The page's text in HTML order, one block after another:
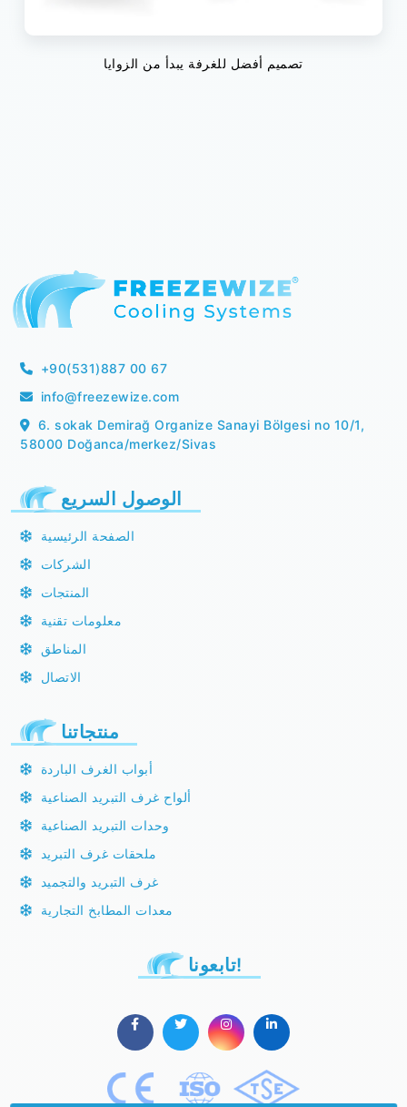
تصميم أفضل للغرفة يبدأ من الزوايا
+90(531)887 00 67
info@freezewize.com
6. sokak Demirağ Organize Sanayi Bölgesi no 10/1,
58000 Doğanca/merkez/Sivas
الوصول السريع
الصفحة الرئيسية
الشركات
المنتجات
معلومات تقنية
المناطق
الاتصال
منتجاتنا
أبواب الغرف الباردة
ألواح غرف التبريد الصناعية
وحدات التبريد الصناعية
ملحقات غرف التبريد
غرف التبريد والتجميد
معدات المطابخ التجارية
تابعونا!